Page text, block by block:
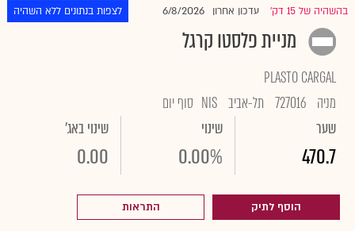
בהשהיה של 15 דק' עדכון אחרון 6/8/2026 לצפות בנתונים ללא השהיה
מניית פלסטו קרגל
PLASTO CARGAL
מניה 727016 תל-אביב NIS סוף יום
שער
470.7
שינוי
0.00%
שינוי באג'
0.00
הוסף לתיק התראות